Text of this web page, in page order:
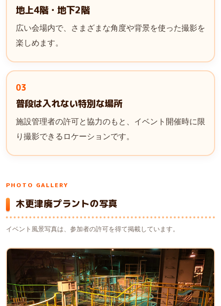
地上4階・地下2階
広い会場内で、さまざまな角度や背景を使った撮影を
楽しめます。
03
普段は入れない特別な場所
施設管理者の許可と協力のもと、イベント開催時に限
り撮影できるロケーションです。
PHOTO GALLERY
木更津廃プラントの写真
イベント風景写真は、参加者の許可を得て掲載しています。